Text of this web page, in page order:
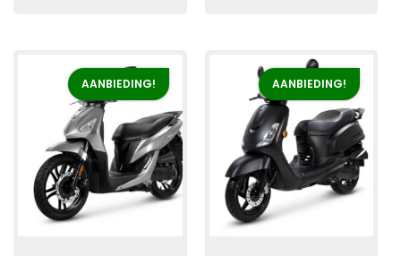
AANBIEDING! AANBIEDING!